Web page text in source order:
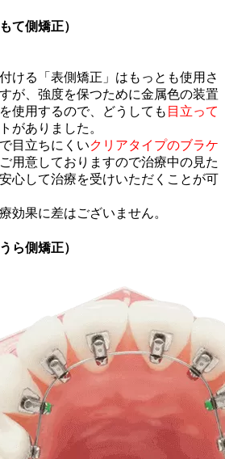
て側矯正）
ける「表側矯正」はもっとも使用さ
が、強度を保つために金属色の装置
使用するので、どうしても 目立って
がありました。
目立ちにくいクリアタイプのブラケ
用意しておりますので治療中の見た
心して治療を受けいただくことが可
効果に差はございません。
ら側矯正）